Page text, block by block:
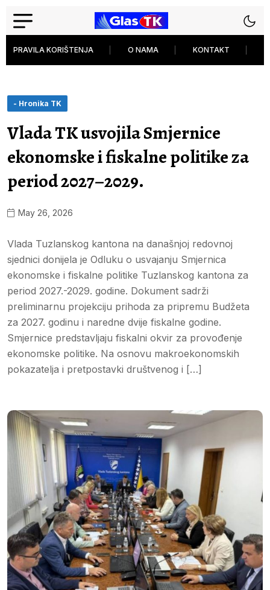
PRAVILA KORIŠTENJA O NAMA KONTAKT
- Hronika TK
Vlada TK usvojila Smjernice
ekonomske i fiskalne politike za
period 2027–2029.
May 26, 2026
Vlada Tuzlanskog kantona na današnjoj redovnoj
sjednici donijela je Odluku o usvajanju Smjernica
ekonomske i fiskalne politike Tuzlanskog kantona za
period 2027.-2029. godine. Dokument sadrži
preliminarnu projekciju prihoda za pripremu Budžeta
za 2027. godinu i naredne dvije fiskalne godine.
Smjernice predstavljaju fiskalni okvir za provođenje
ekonomske politike. Na osnovu makroekonomskih
pokazatelja i pretpostavki društvenog i […]